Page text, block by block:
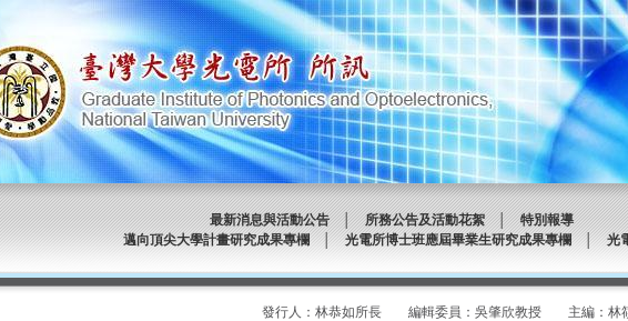
最新消息與活動公告│所務公告及活動花絮│特別報導
邁向頂尖大學計畫研究成果專欄│光電所博士班應屆畢業生研究成果專欄│光
發行人：林恭如所長 編輯委員：吳肇欣教授 主編：